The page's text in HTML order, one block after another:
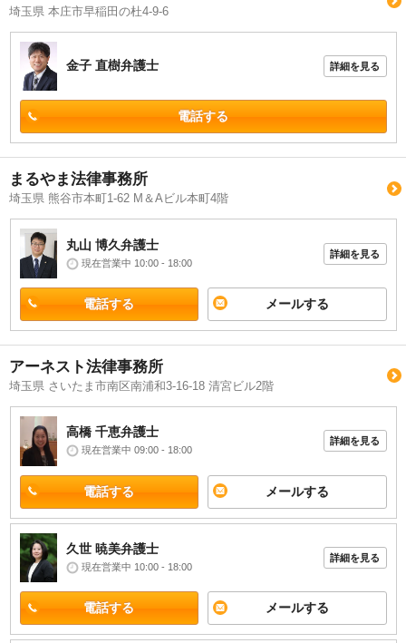
埼玉県 本庄市早稲田の杜4-9-6
金子 直樹弁護士 詳細を見る
電話する
まるやま法律事務所
埼玉県 熊谷市本町1-62 M＆Aビル本町4階
丸山 博久弁護士
現在営業中 10:00 - 18:00
詳細を見る
電話する メールする
アーネスト法律事務所
埼玉県 さいたま市南区南浦和3-16-18 清宮ビル2階
高橋 千恵弁護士
現在営業中 09:00 - 18:00
詳細を見る
電話する メールする
久世 暁美弁護士
現在営業中 10:00 - 18:00
詳細を見る
電話する メールする